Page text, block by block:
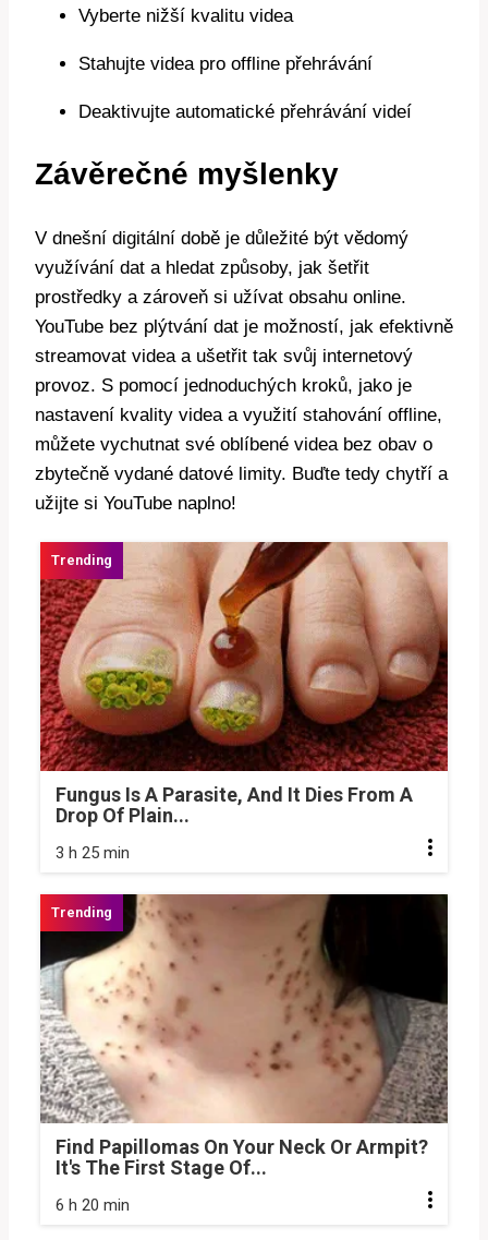
Vyberte nižší kvalitu videa
Stahujte videa pro offline přehrávání
Deaktivujte automatické přehrávání videí
Závěrečné myšlenky
V dnešní digitální době je důležité být vědomý
využívání dat a hledat způsoby, jak šetřit
prostředky a zároveň si užívat obsahu online.
YouTube bez plýtvání dat je možností, jak efektivně
streamovat videa a ušetřit tak svůj internetový
provoz. S pomocí jednoduchých kroků, jako je
nastavení kvality videa a využití stahování offline,
můžete vychutnat své oblíbené videa bez obav o
zbytečně vydané datové limity. Buďte tedy chytří a
užijte si YouTube naplno!
Fungus Is A Parasite, And It Dies From A
Drop Of Plain...
3 h 25 min
Find Papillomas On Your Neck Or Armpit?
It's The First Stage Of...
6 h 20 min